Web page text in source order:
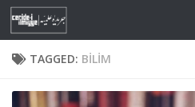
Skip to content
TAGGED: BILIM